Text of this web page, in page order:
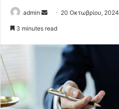
admin
Send 20 Οκτωβρίου, 2024
3 minutes read